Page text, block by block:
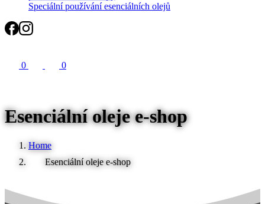
Speciální používání esenciálních olejů
0 0
Esenciální oleje e-shop
Home
Esenciální oleje e-shop